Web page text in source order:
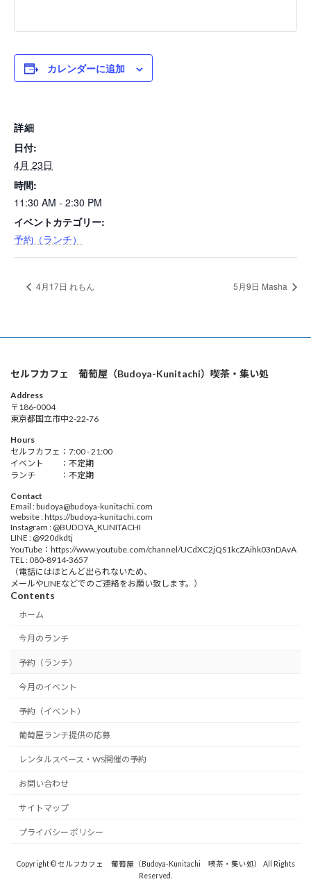
カレンダーに追加
詳細
日付:
4月 23日
時間:
11:30 AM - 2:30 PM
イベントカテゴリー:
予約（ランチ）
4月17日 れもん 5月9日 Masha
セルフカフェ 葡萄屋（Budoya-Kunitachi）喫茶・集い処
Address
〒186-0004
東京都国立市中2-22-76
Hours
セルフカフェ：7:00 - 21:00
イベント ：不定期
ランチ ：不定期
Contact
Email : budoya@budoya-kunitachi.com
website : https://budoya-kunitachi.com
Instagram : @BUDOYA_KUNITACHI
LINE : @920dkdtj
YouTube：https://www.youtube.com/channel/UCdXC2jQS1kcZAihk03nDAvA
TEL : 080-8914-3657
（電話にはほとんど出られないため、
メールやLINEなどでのご連絡をお願い致します。）
Contents
ホーム
今月のランチ
予約（ランチ）
今月のイベント
予約（イベント）
葡萄屋ランチ提供の応募
レンタルスペース・WS開催の予約
お問い合わせ
サイトマップ
プライバシー ポリシー
Copyright © セルフカフェ 葡萄屋（Budoya-Kunitachi 喫茶・集い処） All Rights
Reserved.